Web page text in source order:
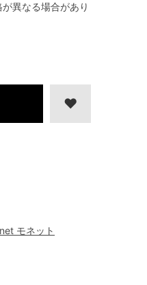
モネット
異なる場合があり